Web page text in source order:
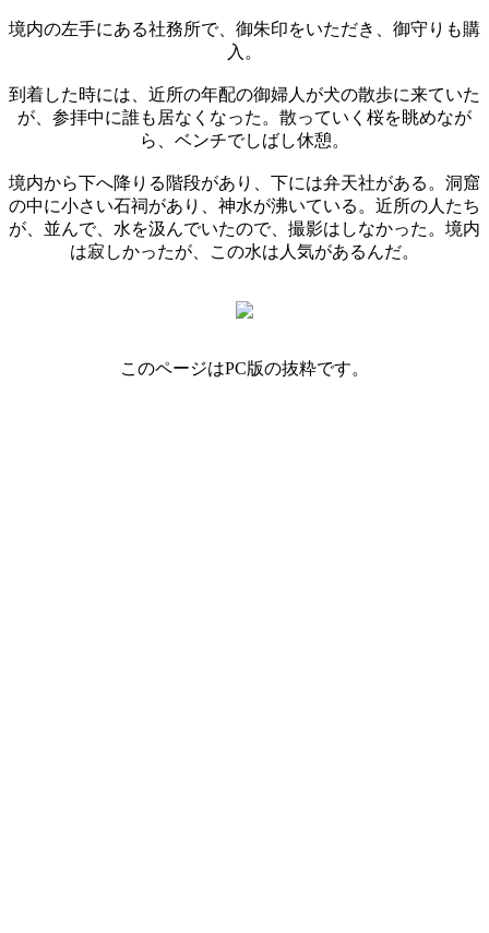
境内の左手にある社務所で、御朱印をいただき、御守りも購
入。
到着した時には、近所の年配の御婦人が犬の散歩に来ていた
が、参拝中に誰も居なくなった。散っていく桜を眺めなが
ら、ベンチでしばし休憩。
境内から下へ降りる階段があり、下には弁天社がある。洞窟
の中に小さい石祠があり、神水が沸いている。近所の人たち
が、並んで、水を汲んでいたので、撮影はしなかった。境内
は寂しかったが、この水は人気があるんだ。
このページはPC版の抜粋です。